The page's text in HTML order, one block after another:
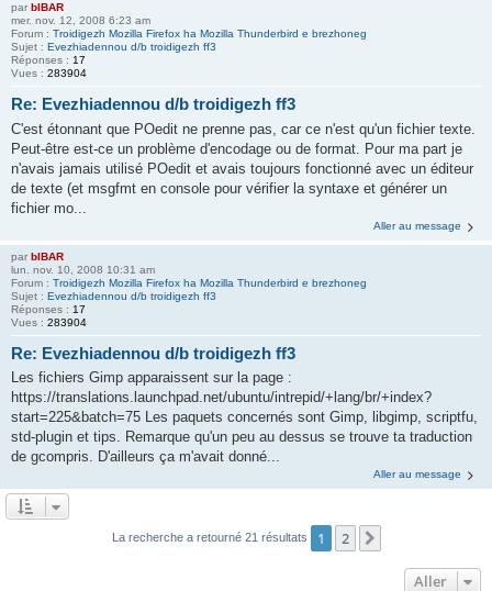
par bIBAR
mer. nov. 12, 2008 6:23 am
Forum : Troidigezh Mozilla Firefox ha Mozilla Thunderbird e brezhoneg
Sujet : Evezhiadennou d/b troidigezh ff3
Réponses : 17
Vues : 283904
Re: Evezhiadennou d/b troidigezh ff3
C'est étonnant que POedit ne prenne pas, car ce n'est qu'un fichier texte.
Peut-être est-ce un problème d'encodage ou de format. Pour ma part je
n'avais jamais utilisé POedit et avais toujours fonctionné avec un éditeur
de texte (et msgfmt en console pour vérifier la syntaxe et générer un
fichier mo...
Aller au message
par bIBAR
lun. nov. 10, 2008 10:31 am
Forum : Troidigezh Mozilla Firefox ha Mozilla Thunderbird e brezhoneg
Sujet : Evezhiadennou d/b troidigezh ff3
Réponses : 17
Vues : 283904
Re: Evezhiadennou d/b troidigezh ff3
Les fichiers Gimp apparaissent sur la page :
https://translations.launchpad.net/ubuntu/intrepid/+lang/br/+index?
start=225&batch=75 Les paquets concernés sont Gimp, libgimp, scriptfu,
std-plugin et tips. Remarque qu'un peu au dessus se trouve ta traduction
de gcompris. D'ailleurs ça m'avait donné...
Aller au message
La recherche a retourné 21 résultats 1 2
Aller